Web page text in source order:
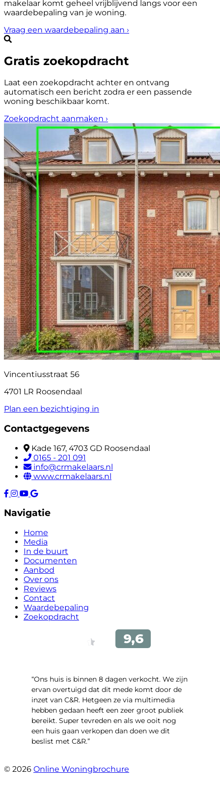
makelaar komt geheel vrijblijvend langs voor een
waardebepaling van je woning.
Vraag een waardebepaling aan ›
Gratis zoekopdracht
Laat een zoekopdracht achter en ontvang
automatisch een bericht zodra er een passende
woning beschikbaar komt.
Zoekopdracht aanmaken ›
Vincentiusstraat 56
4701 LR Roosendaal
Plan een bezichtiging in
Contactgegevens
Kade 167, 4703 GD Roosendaal
0165 - 201 091
info@crmakelaars.nl
www.crmakelaars.nl
Navigatie
Home
Media
In de buurt
Documenten
Aanbod
Over ons
Reviews
Contact
Waardebepaling
Zoekopdracht
“Ons huis is binnen 8 dagen verkocht. We zijn
ervan overtuigd dat dit mede komt door de
inzet van C&R. Hetgeen ze via multimedia
hebben gedaan heeft een zeer groot publiek
bereikt. Super tevreden en als we ooit nog
een huis gaan verkopen dan doen we dit
beslist met C&R.”
© 2026 Online Woningbrochure